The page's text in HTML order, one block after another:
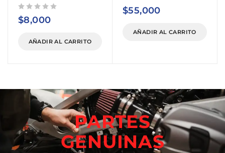
$8,000
AÑADIR AL CARRITO
$55,000
AÑADIR AL CARRITO
PARTES
GENUINAS